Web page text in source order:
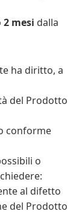
2 mesi dalla
ha diritto, a
del Prodotto
conforme
o
al difetto
del Prodotto